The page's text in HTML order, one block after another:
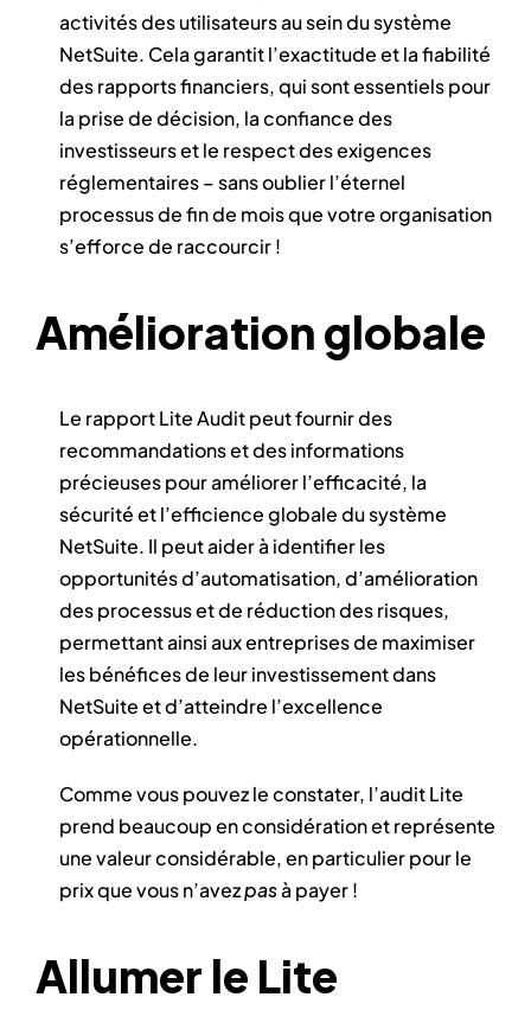
activités des utilisateurs au sein du système
NetSuite. Cela garantit l’exactitude et la fiabilité
des rapports financiers, qui sont essentiels pour
la prise de décision, la confiance des
investisseurs et le respect des exigences
réglementaires – sans oublier l’éternel
processus de fin de mois que votre organisation
s’efforce de raccourcir !
Amélioration globale
Le rapport Lite Audit peut fournir des
recommandations et des informations
précieuses pour améliorer l’efficacité, la
sécurité et l’efficience globale du système
NetSuite. Il peut aider à identifier les
opportunités d’automatisation, d’amélioration
des processus et de réduction des risques,
permettant ainsi aux entreprises de maximiser
les bénéfices de leur investissement dans
NetSuite et d’atteindre l’excellence
opérationnelle.
Comme vous pouvez le constater, l’audit Lite
prend beaucoup en considération et représente
une valeur considérable, en particulier pour le
prix que vous n’avezpasà payer !
Allumer le Lite